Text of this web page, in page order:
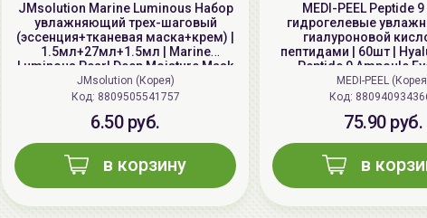
JMsolution Marine Luminous Набор
увлажняющий трех-шаговый
(эссенция+тканевая маска+крем) |
1.5мл+27мл+1.5мл | Marine
Luminous Pearl Deep Moisture Mask
JMsolution (Корея)
Код: 8809505541757
6.50 руб.
в корзину
MEDI-PEEL Peptide
гидрогелевые
гиалуроновой
пептидами | 60шт |
Peptide 9 Ampoule
MEDI-PEEL
Код:
75.90 руб.
в